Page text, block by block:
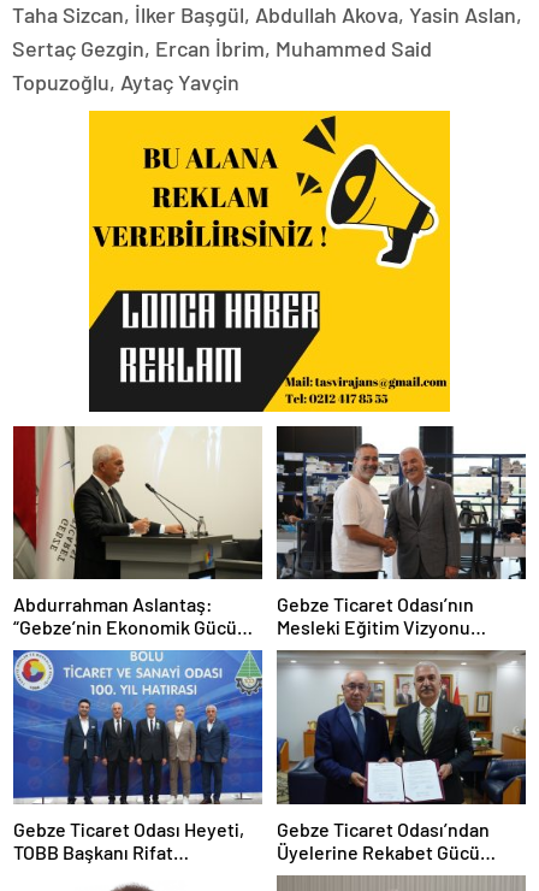
Taha Sizcan, İlker Başgül, Abdullah Akova, Yasin Aslan,
Sertaç Gezgin, Ercan İbrim, Muhammed Said
Topuzoğlu, Aytaç Yavçin
Abdurrahman Aslantaş:
“Gebze’nin Ekonomik Gücünü
Daha da İleri Taşıyacağız”
Gebze Ticaret Odası’nın
Mesleki Eğitim Vizyonu
İstihdamla Taçlandı
Gebze Ticaret Odası Heyeti,
TOBB Başkanı Rifat
Gebze Ticaret Odası’ndan
Üyelerine Rekabet Gücü
Kazandıracak Stratejik İş